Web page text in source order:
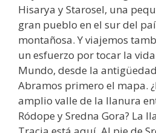
Hisarya y Starosel, una
gran pueblo en el sur del
montañosa. Y viajemos
un esfuerzo por tocar la
Mundo, desde la
Abramos primero el mapa.
amplio valle de la llanura
Ródope y Sredna Gora? La